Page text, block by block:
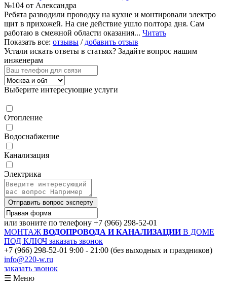
№104 от Александра
Ребята разводили проводку на кухне и монтировали электро
щит в прихожей. На сие действие ушло полтора дня. Сам
работаю в смежной области оказания... Читать
Показать все: отзывы / добавить отзыв
Устали искать ответы в статьях? Задайте вопрос нашим
инженерам
Выберите интересующие услуги
Отопление
Водоснабжение
Канализация
Электрика
Отправить вопрос эксперту
или звоните по телефону +7 (966) 298-52-01
МОНТАЖ ВОДОПРОВОДА И КАНАЛИЗАЦИИВ ДОМЕ
ПОД КЛЮЧ заказать звонок
+7 (966) 298-52-01 9:00 - 21:00 (без выходных и праздников)
info@220-w.ru
заказать звонок
☰ Меню